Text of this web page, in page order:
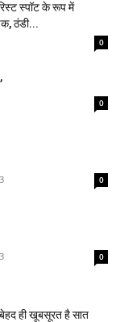
स्‍पॉट के रूप में
ठंडी...
0
0
0
0
ही खूबसूरत है सात